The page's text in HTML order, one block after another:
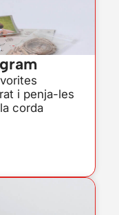
i penja-les
corda